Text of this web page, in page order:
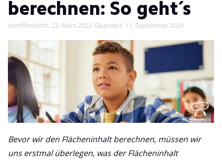
berechnen: So geht´s
Veröffentlicht: 23. März 2022. Geändert: 11. September 2024.
Bevor wir den Flächeninhalt berechnen, müssen wir
uns erstmal überlegen, was der Flächeninhalt